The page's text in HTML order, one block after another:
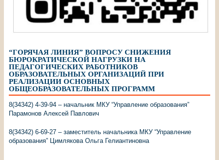
“ГОРЯЧАЯ ЛИНИЯ” ВОПРОСУ СНИЖЕНИЯ
БЮРОКРАТИЧЕСКОЙ НАГРУЗКИ НА
ПЕДАГОГИЧЕСКИХ РАБОТНИКОВ
ОБРАЗОВАТЕЛЬНЫХ ОРГАНИЗАЦИЙ ПРИ
РЕАЛИЗАЦИИ ОСНОВНЫХ
ОБЩЕОБРАЗОВАТЕЛЬНЫХ ПРОГРАММ
8(34342) 4-39-94 – начальник МКУ “Управление образования”
Парамонов Алексей Павлович
8(34342) 6-69-27 – заместитель начальника МКУ “Управление
образования” Цимлякова Ольга Гелиантиновна